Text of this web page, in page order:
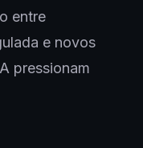
entre
e novos
pressionam